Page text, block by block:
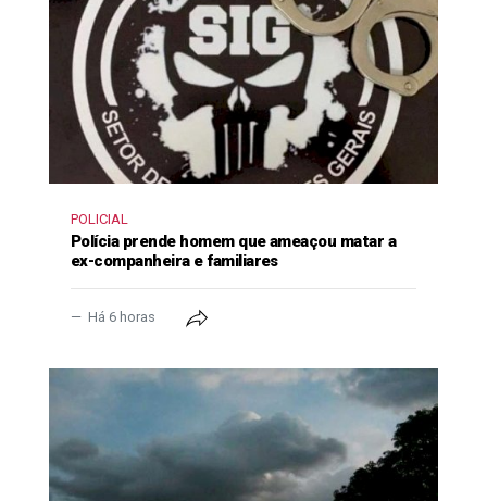
POLICIAL
Polícia prende homem que ameaçou matar a
ex-companheira e familiares
Há 6 horas